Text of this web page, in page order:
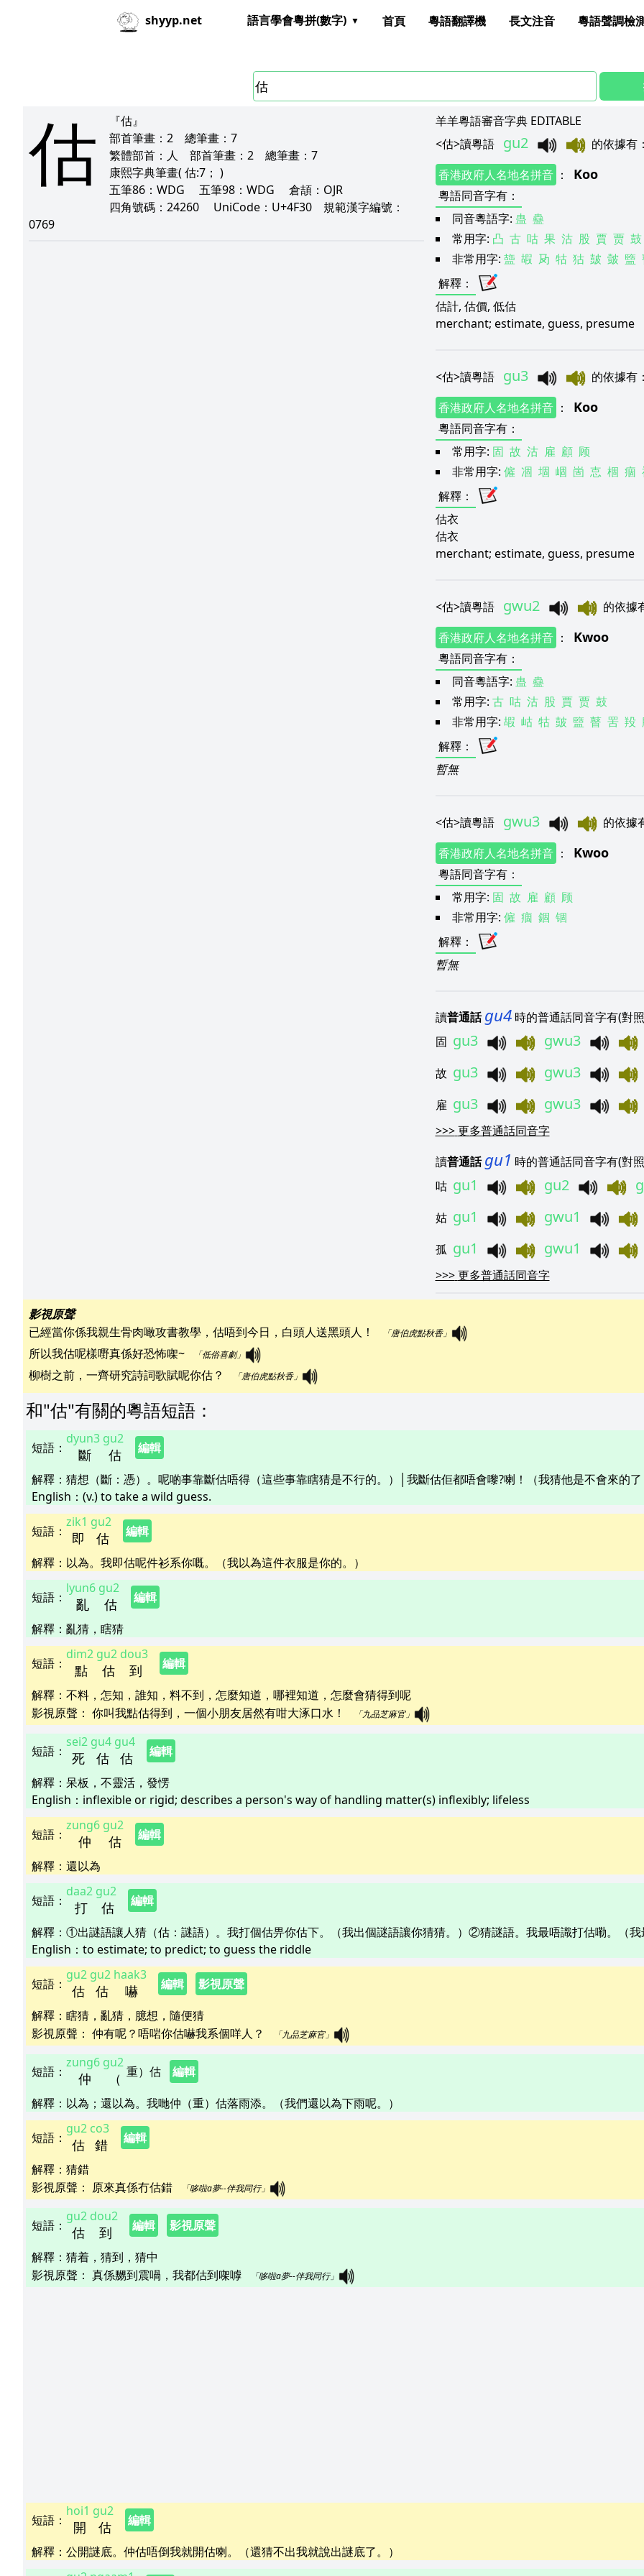
shyyp.net 語言學會粵拼(數字) 首頁 粵語翻譯機 長文注音 粵語聲調檢
估
『估』
部首筆畫： 2 總筆畫： 7
繁體部首： 人 部首筆畫： 2 總筆畫： 7
康熙字典筆畫( 估:7； )
五筆86： WDG 五筆98： WDG 倉頡： OJR
四角號碼： 24260 UniCode： U+4F30 規範漢字編號：
0769
羊羊粵語審音字典 EDITABLE
<估>讀粵語 gu2 的依據有
香港政府人名地名拼音 ： Koo
粵語同音字有：
同音粵語字: 蛊 蠱
常用字: 凸 古 咕 果 沽 股 賈 贾 鼓
非常用字: 䀇 嘏 夃 牯 狜 皷 皼 盬
解釋：
估計, 估價, 低估
merchant; estimate, guess, presume
<估>讀粵語 gu3 的依據有
香港政府人名地名拼音 ： Koo
粵語同音字有：
常用字: 固 故 沽 雇 顧 顾
非常用字: 僱 凅 堌 崓 崮 怘 棝 痼
解釋：
估衣
估衣
merchant; estimate, guess, presume
<估>讀粵語 gwu2
的依據
香港政府人名地名拼音 ： Kwoo
粵語同音字有：
同音粵語字: 蛊 蠱
常用字: 古 咕 沽 股 賈 贾 鼓
非常用字: 嘏 岵 牯 皷 盬 瞽 罟 羖
解釋：
暫無
<估>讀粵語 gwu3
的依據
香港政府人名地名拼音 ： Kwoo
粵語同音字有：
常用字: 固 故 雇 顧 顾
非常用字: 僱 痼 錮 锢
解釋：
暫無
讀普通話 gu4 時的普通話同音字有(對
固 gu3 gwu3
故 gu3 gwu3
雇 gu3 gwu3
>>> 更多普通話同音字
讀普通話 gu1 時的普通話同音字有(對
咕 gu1 gu2
姑 gu1 gwu1
孤 gu1 gwu1
>>> 更多普通話同音字
影視原聲
已經當你係我親生骨肉噉攻書教學，估唔到今日，白頭人送黑頭人！
「唐伯虎點秋香」
所以我估呢樣嘢真係好恐怖㗎~ 「低俗喜劇」
柳樹之前，一齊研究詩詞歌賦呢你估？ 「唐伯虎點秋香」
和"估"有關的粵語短語 ：
短語 ： 斷
dyun3
估
gu2
編輯
解釋 ： 猜想（斷：憑）。呢啲事靠斷估唔得（這些事靠瞎猜是不行的。）│我斷估佢都唔會嚟?喇！（我猜他是不會來的
English： (v.) to take a wild guess.
短語 ： 即
zik1
估
gu2
編輯
解釋 ： 以為。我即估呢件衫系你嘅。（我以為這件衣服是你的。）
短語 ： 亂
lyun6
估
gu2
編輯
解釋 ： 亂猜，瞎猜
短語 ： 點
dim2
估
gu2
到
dou3
編輯
解釋 ： 不料，怎知，誰知，料不到，怎麼知道，哪裡知道，怎麼會猜得到呢
影視原聲： 你叫我點估得到，一個小朋友居然有咁大涿口水！ 「九品芝麻官」
短語 ： 死
sei2
估
gu4
估
gu4
編輯
解釋 ： 呆板，不靈活，發愣
English： inflexible or rigid; describes a person's way of handling matter(s) inflexibly; lifeless
短語 ： 仲
zung6
估
gu2
編輯
解釋 ： 還以為
短語 ： 打
daa2
估
gu2
編輯
解釋 ： ①出謎語讓人猜（估：謎語）。我打個估畀你估下。（我出個謎語讓你猜猜。）②猜謎語。我最唔識打估嘞。（
English： to estimate; to predict; to guess the riddle
短語 ： 估
gu2
估
gu2
嚇
haak3
編輯
影視原聲
解釋 ： 瞎猜，亂猜，臆想，隨便猜
影視原聲： 仲有呢？唔啱你估嚇我系個咩人？ 「九品芝麻官」
短語 ： 仲
zung6
（
gu2
重）估
編輯
解釋 ： 以為；還以為。我哋仲（重）估落雨添。（我們還以為下雨呢。）
短語 ： 估
gu2
錯
co3
編輯
解釋 ： 猜錯
影視原聲： 原來真係冇估錯 「哆啦a夢--伴我同行」
短語 ： 估
gu2
到
dou2
編輯
影視原聲
解釋 ： 猜着，猜到，猜中
影視原聲： 真係嬲到震喎，我都估到㗎嘑 「哆啦a夢--伴我同行」
短語 ： 開
hoi1
估
gu2
編輯
解釋 ： 公開謎底。仲估唔倒我就開估喇。（還猜不出我就說出謎底了。）